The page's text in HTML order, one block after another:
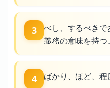
3
べし、するべき
義務の意味を持つ。
4 ばかり、ほど、程